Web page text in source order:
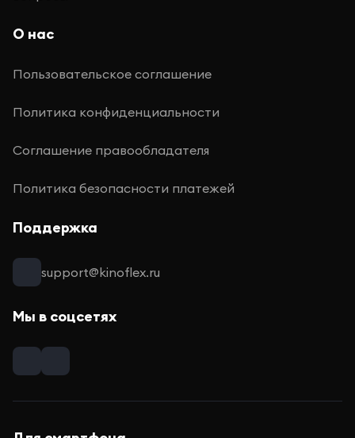
О нас
Пользовательское соглашение
Политика конфиденциальности
Соглашение правообладателя
Политика безопасности платежей
Поддержка
support@kinoflex.ru
Мы в соцсетях